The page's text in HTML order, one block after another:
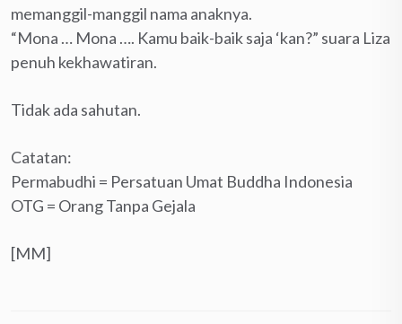
memanggil-manggil nama anaknya.
“Mona … Mona …. Kamu baik-baik saja ‘kan?” suara Liza
penuh kekhawatiran.
Tidak ada sahutan.
Catatan:
Permabudhi = Persatuan Umat Buddha Indonesia
OTG = Orang Tanpa Gejala
[MM]